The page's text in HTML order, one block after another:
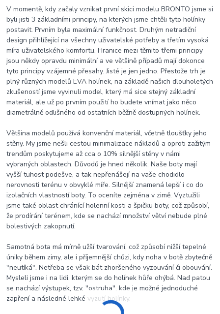
V momentě, kdy začaly vznikat první skici modelu BRONTO jsme si
byli jisti 3 základními principy, na kterých jsme chtěli tyto holínky
postavit. Prvním byla maximální funkčnost. Druhým netradiční
design přihlížející na všechny uživatelské potřeby a třetím vysoká
míra uživatelského komfortu. Hranice mezi těmito třemi principy
jsou někdy opravdu minimální a ve většině případů mají dokonce
tyto principy vzájemné přesahy. Jisté je jen jedno. Přestože trh je
plný různých modelů EVA holínek, na základě našich dlouholetých
zkušeností jsme vyvinuli model, který má sice stejný základní
materiál, ale už po prvním použití ho budete vnímat jako něco
diametrálně odlišného od ostatních běžně dostupných holínek.
Většina modelů používá konvenční materiál, včetně tloušťky jeho
stěny. My jsme nešli cestou minimalizace nákladů a oproti zažitým
trendům poskytujeme až cca o 10% silnější stěny v námi
vybraných oblastech. Důvodů je hned několik. Naše boty mají
vyšší tuhost podešve, a tak nepřenášejí na vaše chodidlo
nerovnosti terénu v obvyklé míře. Silnější znamená lepší i co do
izolačních vlastností boty. To oceníte zejména v zimě. Vyztužili
jsme také oblast chránící holenní kosti a špičku boty, což způsobí,
že prodírání terénem, kde se nachází množství větví nebude plné
bolestivých zakopnutí.
Samotná bota má mírně užší tvarování, což způsobí nižší tepelné
úniky během zimy, ale i příjemnější chůzi, kdy noha v botě zbytečně
"neutíká". Netřeba se však bát zhoršeného vyzouvání či obouvání.
Mysleli jsme i na lidi, kterým se do holínek hůře ohýbá. Nad patou
se nachází výstupek, tzv. ''ostruha'', kde je možné jednoduché
zapření a následné lehké vyzutí holínky.